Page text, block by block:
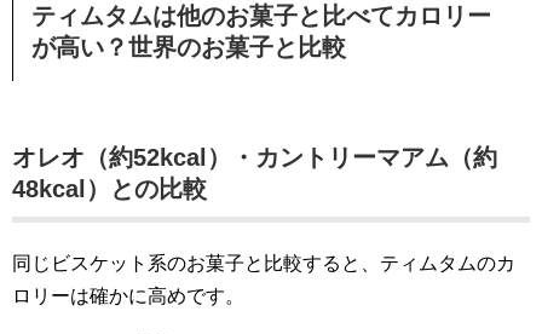
ティムタムは他のお菓子と比べてカロリー
が高い？世界のお菓子と比較
オレオ（約52kcal）・カントリーマアム（約
48kcal）との比較
同じビスケット系のお菓子と比較すると、ティムタムのカ
ロリーは確かに高めです。